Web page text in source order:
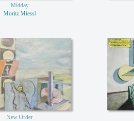
Midday
Moritz Miessl
New Order